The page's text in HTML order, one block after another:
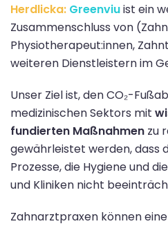
Herdlicka: Greenviuist ein
Zusammenschluss von
Physiotherapeut:innen,
weiteren Dienstleistern im
Unser Ziel ist, den CO₂-
medizinischen Sektors mit
fundierten Maßnahmen zu
gewährleistet werden, dass
Prozesse, die Hygiene und
und Kliniken nicht
Zahnarztpraxen können eine